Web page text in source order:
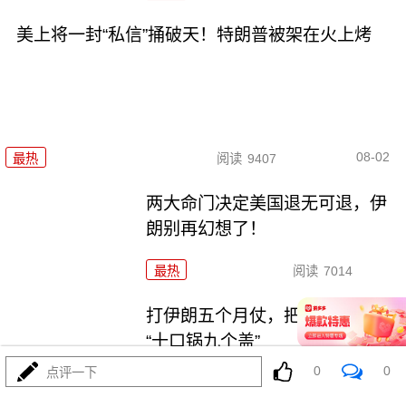
美上将一封“私信”捅破天！特朗普被架在火上烤
最热 阅读 9407 08-02
两大命门决定美国退无可退，伊
朗别再幻想了！
最热 阅读 7014
打伊朗五个月仗，把美军打成了
“十口锅九个盖”
最热
点评一下 0 0